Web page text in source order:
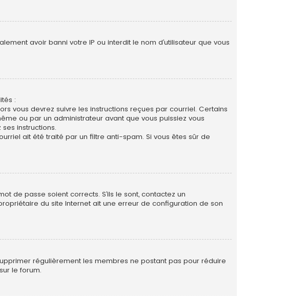
avoir banni votre IP ou interdit le nom d’utilisateur que vous
:
vous devrez suivre les instructions reçues par courriel. Certains
ou par un administrateur avant que vous puissiez vous
instructions.
ait été traité par un filtre anti-spam. Si vous êtes sûr de
de passe soient corrects. S’ils le sont, contactez un
du site Internet ait une erreur de configuration de son
régulièrement les membres ne postant pas pour réduire
le forum.